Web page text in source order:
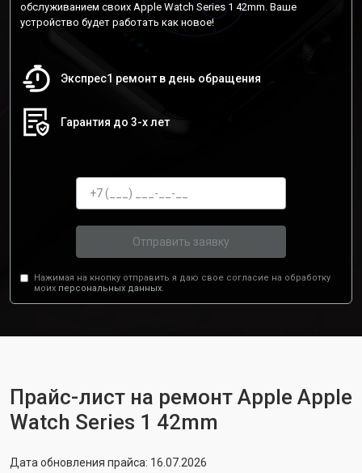
обслуживанием своих Apple Watch Series 1 42mm. Ваше
устройство будет работать как новое!
Экспрес1 ремонт в день обращения
Гарантия до 3-х лет
Отправить заявку
Нажимая на кнопку отправить я даю свое согласие на обработку
моих персональных данных.
Прайс-лист на ремонт Apple Apple
Watch Series 1 42mm
Дата обновления прайса: 16.07.2026